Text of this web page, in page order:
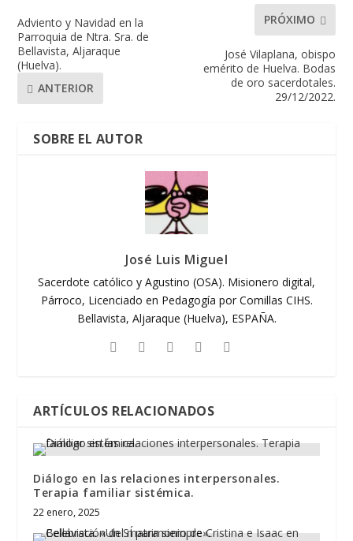
Adviento y Navidad en la
Parroquia de Ntra. Sra. de
Bellavista, Aljaraque
(Huelva).
ANTERIOR
PRÓXIMO
José Vilaplana, obispo
emérito de Huelva. Bodas
de oro sacerdotales.
29/12/2022.
SOBRE EL AUTOR
José Luis Miguel
Sacerdote católico y Agustino (OSA). Misionero digital,
Párroco, Licenciado en Pedagogía por Comillas CIHS.
Bellavista, Aljaraque (Huelva), ESPAÑA.
ARTÍCULOS RELACIONADOS
Diálogo en las relaciones interpersonales.
Terapia familiar sistémica.
22 enero, 2025